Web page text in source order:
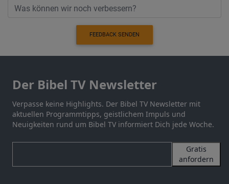
FEEDBACK SENDEN
Der Bibel TV Newsletter
Verpasse keine Highlights. Der Bibel TV Newsletter mit
aktuellen Programmtipps, geistlichem Impuls und
Neuigkeiten rund um Bibel TV informiert Dich jede Woche.
Gratis
anfordern